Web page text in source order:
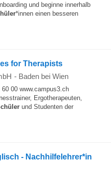
und beginne innerhalb
*innen einen besseren
for Therapists
- Baden bei Wien
00 www.campus3.ch
Ergotherapeuten,
und Studenten der
- Nachhilfelehrer*in